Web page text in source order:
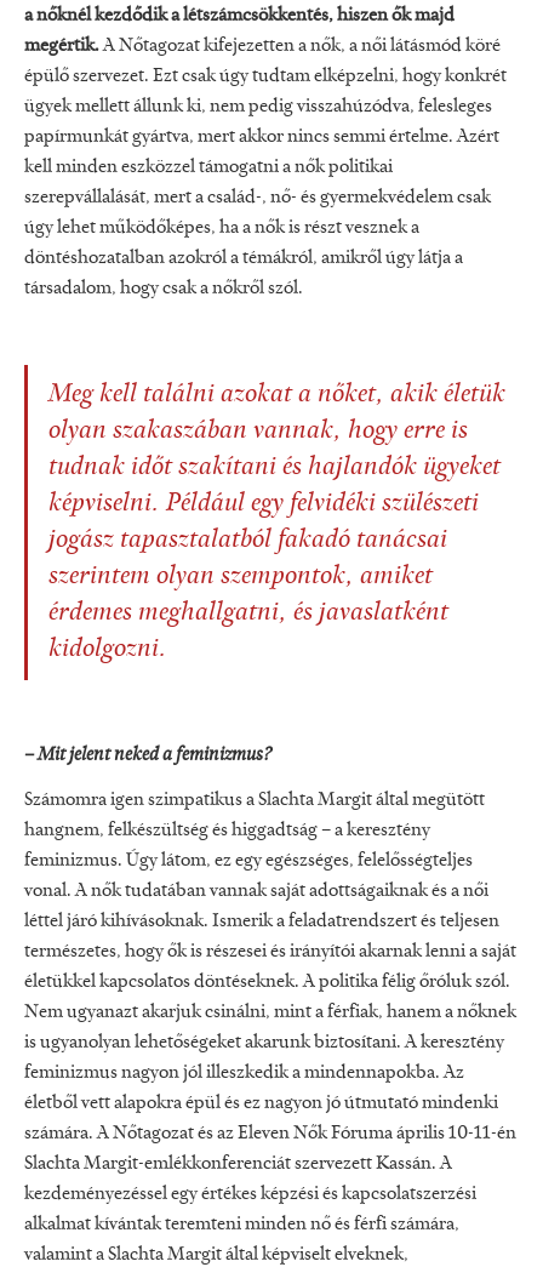
a nőknél kezdődik a létszámcsökkentés, hiszen ők majd
megértik.A Nőtagozat kifejezetten a nők, a női látásmód köré
épülő szervezet. Ezt csak úgy tudtam elképzelni, hogy konkrét
ügyek mellett állunk ki, nem pedig visszahúzódva, felesleges
papírmunkát gyártva, mert akkor nincs semmi értelme. Azért
kell minden eszközzel támogatni a nők politikai
szerepvállalását, mert a család-, nő- és gyermekvédelem csak
úgy lehet működőképes, ha a nők is részt vesznek a
döntéshozatalban azokról a témákról, amikről úgy látja a
társadalom, hogy csak a nőkről szól.
Meg kell találni azokat a nőket, akik életük
olyan szakaszában vannak, hogy erre is
tudnak időt szakítani és hajlandók ügyeket
képviselni. Például egy felvidéki szülészeti
jogász tapasztalatból fakadó tanácsai
szerintem olyan szempontok, amiket
érdemes meghallgatni, és javaslatként
kidolgozni.
– Mit jelent neked a feminizmus?
Számomra igen szimpatikus a Slachta Margit által megütött
hangnem, felkészültség és higgadtság – a keresztény
feminizmus. Úgy látom, ez egy egészséges, felelősségteljes
vonal. A nők tudatában vannak saját adottságaiknak és a női
léttel járó kihívásoknak. Ismerik a feladatrendszert és teljesen
természetes, hogy ők is részesei és irányítói akarnak lenni a saját
életükkel kapcsolatos döntéseknek. A politika félig őróluk szól.
Nem ugyanazt akarjuk csinálni, mint a férfiak, hanem a nőknek
is ugyanolyan lehetőségeket akarunk biztosítani. A keresztény
feminizmus nagyon jól illeszkedik a mindennapokba. Az
életből vett alapokra épül és ez nagyon jó útmutató mindenki
számára. A Nőtagozat és az Eleven Nők Fóruma április 10-11-én
Slachta Margit-emlékkonferenciát szervezett Kassán. A
kezdeményezéssel egy értékes képzési és kapcsolatszerzési
alkalmat kívántak teremteni minden nő és férfi számára,
valamint a Slachta Margit által képviselt elveknek,